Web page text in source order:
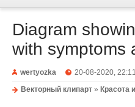
Diagram
with symptoms
wertyozka 20-08-2020, 22:11
Векторный клипарт » Красота